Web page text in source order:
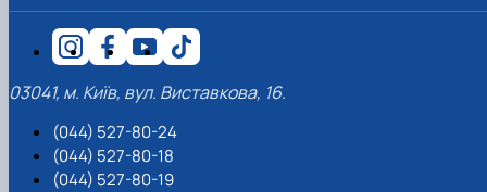
03041, м. Київ, вул. Виставкова, 16.
(044) 527-80-24
(044) 527-80-18
(044) 527-80-19